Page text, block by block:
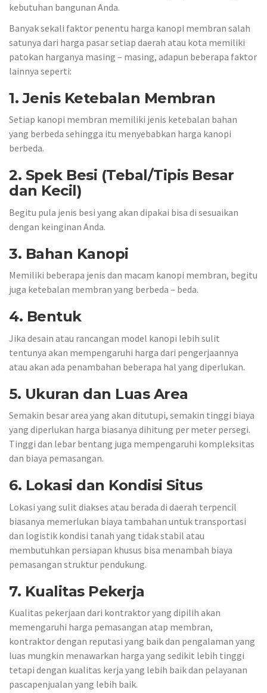
kebutuhan bangunan Anda.
Banyak sekali faktor penentu harga kanopi membran salah
satunya dari harga pasar setiap daerah atau kota memiliki
patokan harganya masing – masing, adapun beberapa faktor
lainnya seperti:
1. Jenis Ketebalan Membran
Setiap kanopi membran memiliki jenis ketebalan bahan
yang berbeda sehingga itu menyebabkan harga kanopi
berbeda.
2. Spek Besi (Tebal/Tipis Besar
dan Kecil)
Begitu pula jenis besi yang akan dipakai bisa di sesuaikan
dengan keinginan Anda.
3. Bahan Kanopi
Memiliki beberapa jenis dan macam kanopi membran, begitu
juga ketebalan membran yang berbeda – beda.
4. Bentuk
Jika desain atau rancangan model kanopi lebih sulit
tentunya akan mempengaruhi harga dari pengerjaannya
atau akan ada penambahan beberapa hal yang diperlukan.
5. Ukuran dan Luas Area
Semakin besar area yang akan ditutupi, semakin tinggi biaya
yang diperlukan harga biasanya dihitung per meter persegi.
Tinggi dan lebar bentang juga mempengaruhi kompleksitas
dan biaya pemasangan.
6. Lokasi dan Kondisi Situs
Lokasi yang sulit diakses atau berada di daerah terpencil
biasanya memerlukan biaya tambahan untuk transportasi
dan logistik kondisi tanah yang tidak stabil atau
membutuhkan persiapan khusus bisa menambah biaya
pemasangan struktur pendukung.
7. Kualitas Pekerja
Kualitas pekerjaan dari kontraktor yang dipilih akan
memengaruhi harga pemasangan atap membran,
kontraktor dengan reputasi yang baik dan pengalaman yang
luas mungkin menawarkan harga yang sedikit lebih tinggi
tetapi dengan kualitas kerja yang lebih baik dan pelayanan
pascapenjualan yang lebih baik.